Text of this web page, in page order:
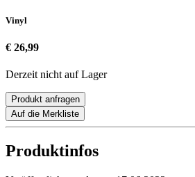
Vinyl
€ 26,99
Derzeit nicht auf Lager
Produkt anfragen
Auf die Merkliste
Produktinfos